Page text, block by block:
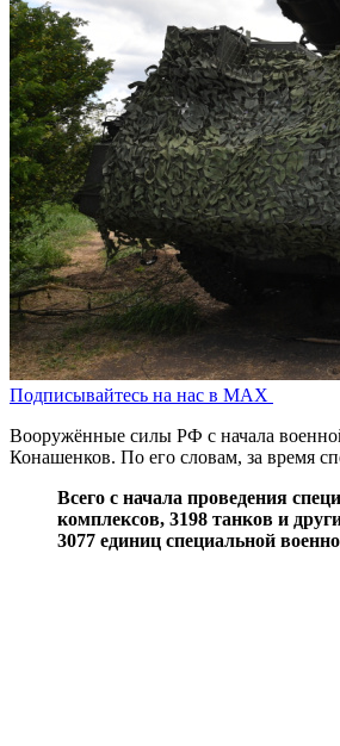
Подписывайтесь на нас в MAX
Вооружённые силы РФ с начала
Конашенков. По его словам, за время
Всего с начала проведения
комплексов, 3198 танков и
3077 единиц специальной